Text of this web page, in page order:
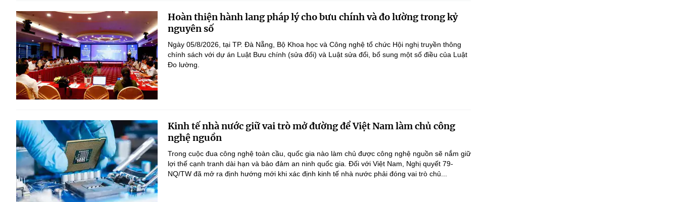
Hoàn thiện hành lang pháp lý cho bưu chính và đo lường trong kỷ
nguyên số
Ngày 05/8/2026, tại TP. Đà Nẵng, Bộ Khoa học và Công nghệ tổ chức Hội nghị truyền thông
chính sách với dự án Luật Bưu chính (sửa đổi) và Luật sửa đổi, bổ sung một số điều của Luật
Đo lường.
Kinh tế nhà nước giữ vai trò mở đường để Việt Nam làm chủ công
nghệ nguồn
Trong cuộc đua công nghệ toàn cầu, quốc gia nào làm chủ được công nghệ nguồn sẽ nắm giữ
lợi thế cạnh tranh dài hạn và bảo đảm an ninh quốc gia. Đối với Việt Nam, Nghị quyết 79-
NQ/TW đã mở ra định hướng mới khi xác định kinh tế nhà nước phải đóng vai trò chủ...